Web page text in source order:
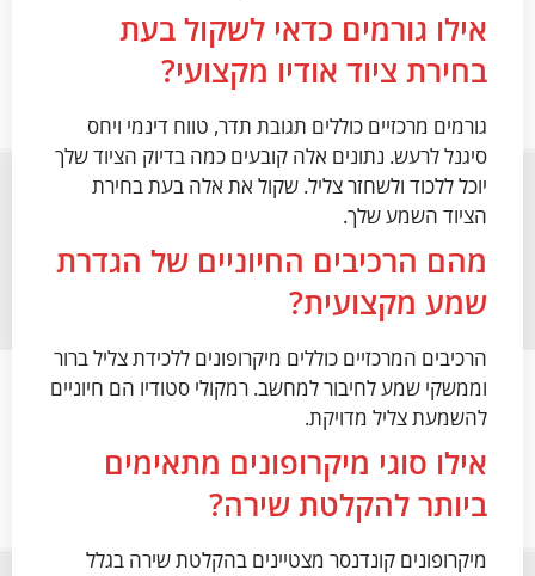
אילו גורמים כדאי לשקול בעת
בחירת ציוד אודיו מקצועי?
גורמים מרכזיים כוללים תגובת תדר, טווח דינמי ויחס
סיגנל לרעש. נתונים אלה קובעים כמה בדיוק הציוד שלך
יוכל ללכוד ולשחזר צליל. שקול את אלה בעת בחירת
הציוד השמע שלך.
מהם הרכיבים החיוניים של הגדרת
שמע מקצועית?
הרכיבים המרכזיים כוללים מיקרופונים ללכידת צליל ברור
וממשקי שמע לחיבור למחשב. רמקולי סטודיו הם חיוניים
להשמעת צליל מדויקת.
אילו סוגי מיקרופונים מתאימים
ביותר להקלטת שירה?
מיקרופונים קונדנסר מצטיינים בהקלטת שירה בגלל